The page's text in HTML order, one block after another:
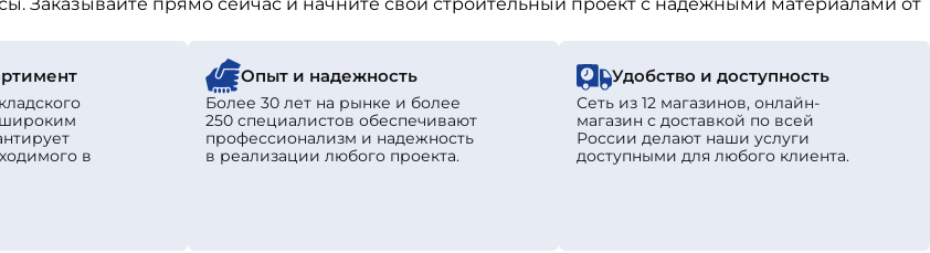
в
Опыт и надежность
Более 30 лет на рынке и более
250 специалистов обеспечивают
профессионализм и надежность
в реализации любого проекта.
Удобство и доступность
Сеть из 12 магазинов, онлайн-
магазин с доставкой по всей
России делают наши услуги
доступными для любого клиента.